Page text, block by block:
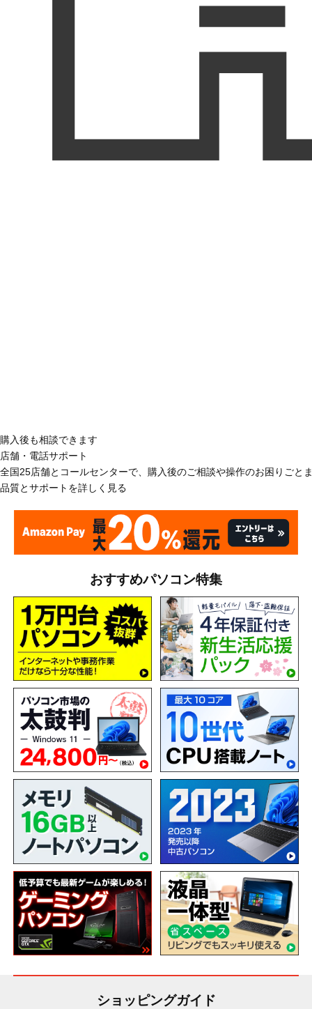
購入後も相談できます
店舗・電話サポート
全国25店舗とコールセンターで、購入後のご相談や操作のお困りごと
品質とサポートを詳しく見る
おすすめパソコン特集
ショッピングガイド